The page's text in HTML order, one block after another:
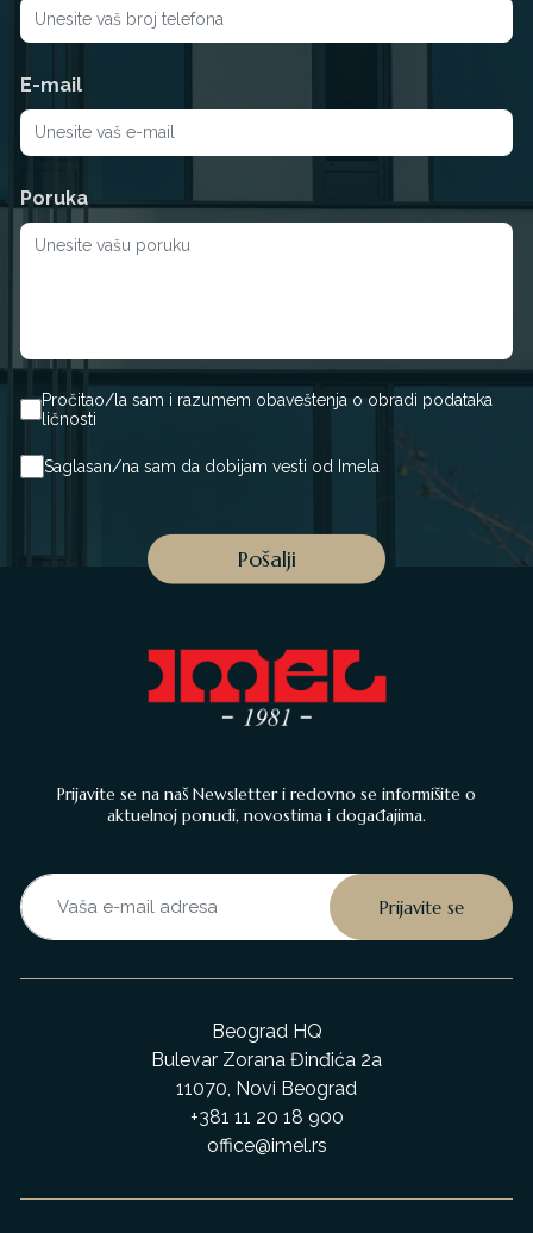
E-mail
Poruka
Pročitao/la sam i razumem obaveštenja o obradi podataka
ličnosti
Saglasan/na sam da dobijam vesti od Imela
Prijavite se na naš Newsletter i redovno se informišite o
aktuelnoj ponudi, novostima i događajima.
Beograd HQ
Bulevar Zorana Đinđića 2a
11070, Novi Beograd
+381 11 20 18 900
office@imel.rs